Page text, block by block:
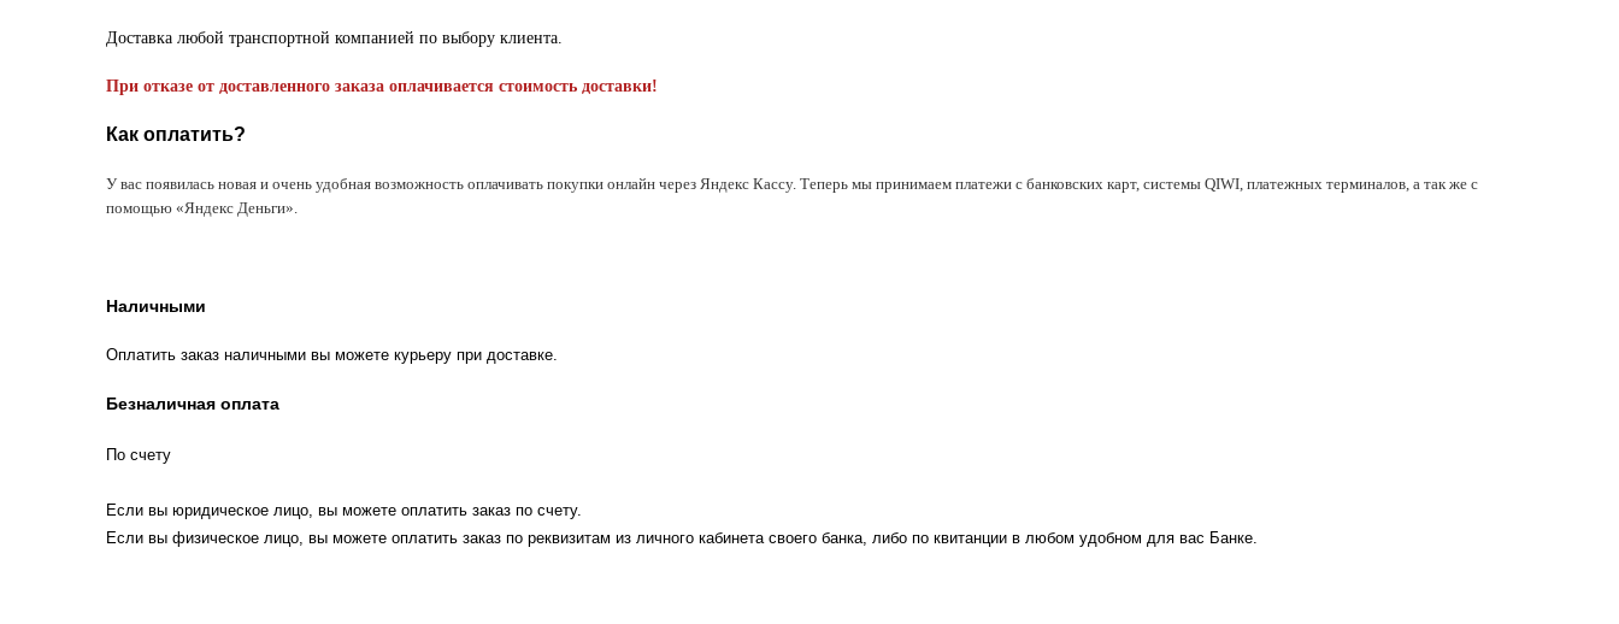
Доставка любой транспортной компанией по выбору клиента.
При отказе от доставленного заказа оплачивается стоимость доставки!
Как оплатить?
У вас появилась новая и очень удобная возможность оплачивать покупки онлайн через Яндекс Кассу. Теперь мы принимаем платежи с банковских карт, системы QIWI, платежных терминалов, а так же с
помощью «Яндекс Деньги».
Наличными
Оплатить заказ наличными вы можете курьеру при доставке.
Безналичная оплата
По счету
Если вы юридическое лицо, вы можете оплатить заказ по счету.
Если вы физическое лицо, вы можете оплатить заказ по реквизитам из личного кабинета своего банка, либо по квитанции в любом удобном для вас Банке.